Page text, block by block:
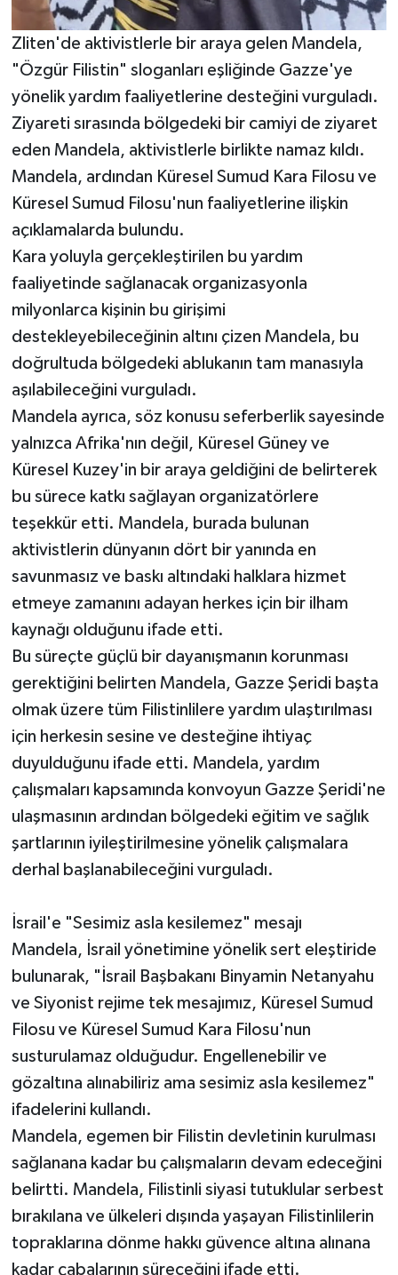
Zliten'de aktivistlerle bir araya gelen Mandela,
"Özgür Filistin" sloganları eşliğinde Gazze'ye
yönelik yardım faaliyetlerine desteğini vurguladı.
Ziyareti sırasında bölgedeki bir camiyi de ziyaret
eden Mandela, aktivistlerle birlikte namaz kıldı.
Mandela, ardından Küresel Sumud Kara Filosu ve
Küresel Sumud Filosu'nun faaliyetlerine ilişkin
açıklamalarda bulundu.
Kara yoluyla gerçekleştirilen bu yardım
faaliyetinde sağlanacak organizasyonla
milyonlarca kişinin bu girişimi
destekleyebileceğinin altını çizen Mandela, bu
doğrultuda bölgedeki ablukanın tam manasıyla
aşılabileceğini vurguladı.
Mandela ayrıca, söz konusu seferberlik sayesinde
yalnızca Afrika'nın değil, Küresel Güney ve
Küresel Kuzey'in bir araya geldiğini de belirterek
bu sürece katkı sağlayan organizatörlere
teşekkür etti. Mandela, burada bulunan
aktivistlerin dünyanın dört bir yanında en
savunmasız ve baskı altındaki halklara hizmet
etmeye zamanını adayan herkes için bir ilham
kaynağı olduğunu ifade etti.
Bu süreçte güçlü bir dayanışmanın korunması
gerektiğini belirten Mandela, Gazze Şeridi başta
olmak üzere tüm Filistinlilere yardım ulaştırılması
için herkesin sesine ve desteğine ihtiyaç
duyulduğunu ifade etti. Mandela, yardım
çalışmaları kapsamında konvoyun Gazze Şeridi'ne
ulaşmasının ardından bölgedeki eğitim ve sağlık
şartlarının iyileştirilmesine yönelik çalışmalara
derhal başlanabileceğini vurguladı.
İsrail'e "Sesimiz asla kesilemez" mesajı
Mandela, İsrail yönetimine yönelik sert eleştiride
bulunarak, "İsrail Başbakanı Binyamin Netanyahu
ve Siyonist rejime tek mesajımız, Küresel Sumud
Filosu ve Küresel Sumud Kara Filosu'nun
susturulamaz olduğudur. Engellenebilir ve
gözaltına alınabiliriz ama sesimiz asla kesilemez"
ifadelerini kullandı.
Mandela, egemen bir Filistin devletinin kurulması
sağlanana kadar bu çalışmaların devam edeceğini
belirtti. Mandela, Filistinli siyasi tutuklular serbest
bırakılana ve ülkeleri dışında yaşayan Filistinlilerin
topraklarına dönme hakkı güvence altına alınana
kadar çabalarının süreceğini ifade etti.